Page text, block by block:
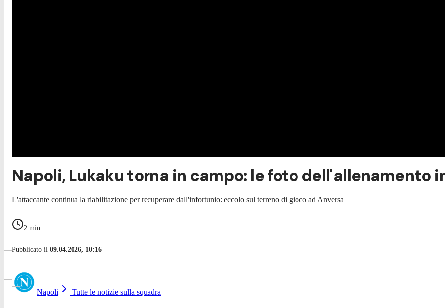
Napoli, Lukaku torna in campo: le foto dell'allenamento
L'attaccante continua la riabilitazione per recuperare dall'infortunio: eccolo sul terreno di gioco ad Anversa
2 min
Pubblicato il 09.04.2026, 10:16
Napoli Tutte le notizie sulla squadra